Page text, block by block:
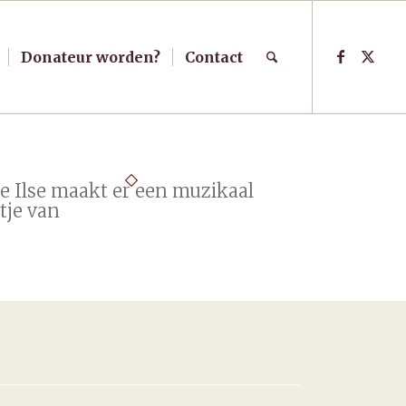
Donateur worden? Contact
Ilse maakt er een muzikaal
van